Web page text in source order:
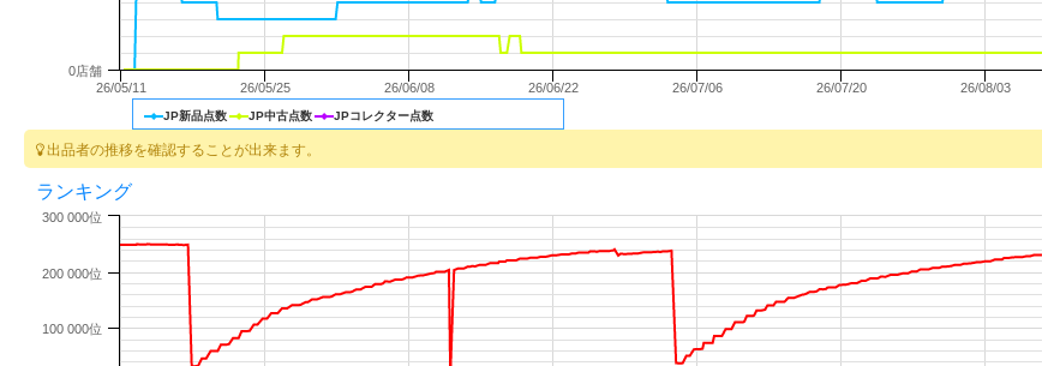
JP新品点数 JP中古点数 JPコレクター点数
26/05/11 26/05/25 26/06/08 26/06/22 26/07/06 26/07/20 26/08/03
0店舗
出品者の推移を確認することが出来ます。
ランキング
100 000位
200 000位
300 000位